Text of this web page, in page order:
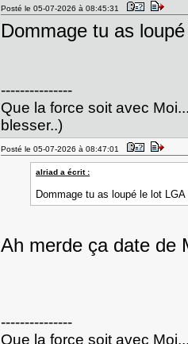
Posté le 05-07-2026 à 08:45:31
Dommage tu as
---------------
Que la force soit avec
blesser..)
Posté le 05-07-2026 à 08:47:01
alriad a écrit :
Dommage tu as loupé le lot
Ah merde ça date de
---------------
Que la force soit avec